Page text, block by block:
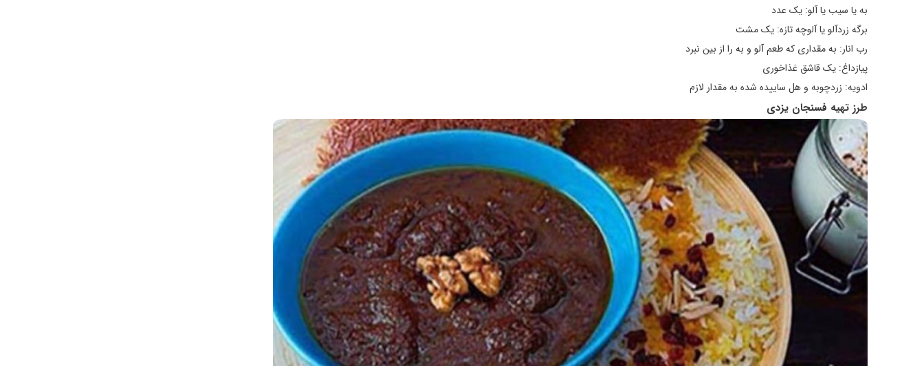
به یا سیب یا آلو: یک عدد
برگه زردآلو یا آلوچه تازه: یک مشت
رب انار: به مقداری که طعم آلو و به را از بین نبرد
پیازداغ: یک قاشق غذاخوری
ادویه: زردچوبه و هل ساییده شده به مقدار لازم
طرز تهیه فسنجان یزدی